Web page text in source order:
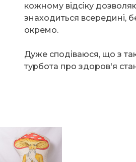
кожному відсіку
знаходиться всередині,
окремо.
Дуже сподіваюся, що з
турбота про здоров'я